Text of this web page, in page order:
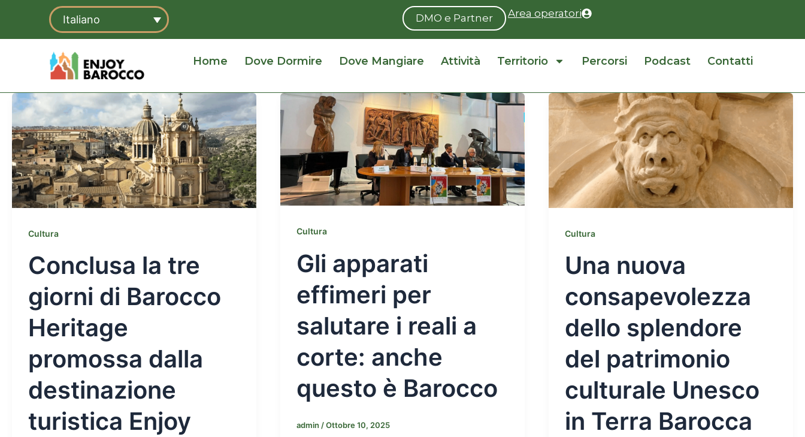
contenuto
Italiano DMO e Partner Area operatori
Home Dove Dormire Dove Mangiare Attività Territorio Percorsi Podcast Contatti
Cultura
Conclusa la tre
giorni di Barocco
Heritage
promossa dalla
destinazione
turistica Enjoy
Cultura
Gli apparati
effimeri per
salutare i reali a
corte: anche
questo è Barocco
admin /Ottobre 10, 2025
Cultura
Una nuova
consapevolezza
dello splendore
del patrimonio
culturale Unesco
in Terra Barocca